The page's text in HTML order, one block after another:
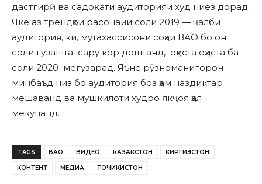
дастгирӣ ва садоқати аудиторияи худ ниёз дорад.
Яке аз трендҳои расонаии соли 2019 — ҷалби
аудитория, ки, мутахассисони соҳаи ВАО бо он
соли гузашта сару кор доштанд, оҳиста оҳиста ба
соли 2020 мегузарад. Яъне рӯзноманигорон
минбаъд низ бо аудитория боз ҳам наздиктар
мешаванд ва мушкилоти худро якҷоя ҳал
мекунанд.
TAGS ВАО ВИДЕО КАЗАКСТОН КИРГИЗСТОН
КОНТЕНТ МЕДИА ТОЧИКИСТОН